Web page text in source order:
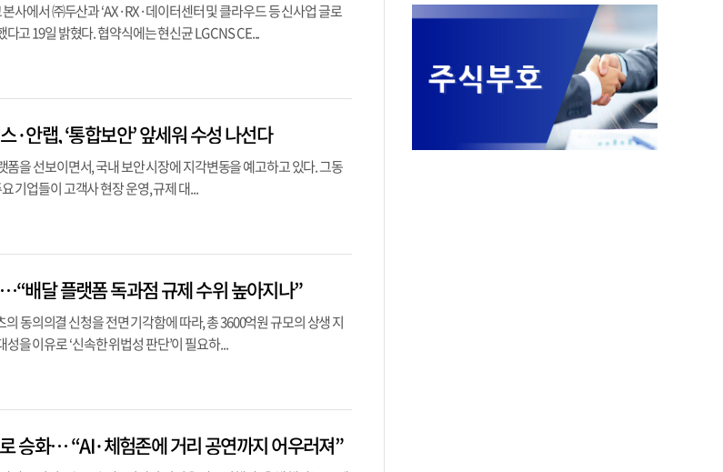
사에서 ㈜두산과 ‘AX·RX·데이터센터 및 클라우드 등 신사업 글로
고 19일 밝혔다. 협약식에는 현신균 LG CNS CE...
·안랩, ‘통합보안’ 앞세워 수성 나선다
폼을 선보이면서, 국내 보안 시장에 지각변동을 예고하고 있다. 그동
기업들이 고객사 현장 운영, 규제 대...
배달 플랫폼 독과점 규제 수위 높아지나”
동의의결 신청을 전면 기각함에 따라, 총 3600억원 규모의 상생 지
을 이유로 ‘신속한 위법성 판단’이 필요하...
승화… “AI·체험존에 거리 공연까지 어우러져”